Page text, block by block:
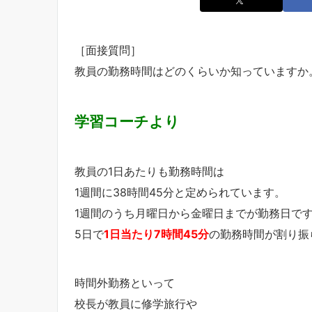
［面接質問］
教員の勤務時間はどのくらいか知っていますか。
学習コーチより
教員の1日あたりも勤務時間は
1週間に38時間45分と定められています。
1週間のうち月曜日から金曜日までが勤務日です
5日で1日当たり7時間45分の勤務時間が割り振
時間外勤務といって
校長が教員に修学旅行や